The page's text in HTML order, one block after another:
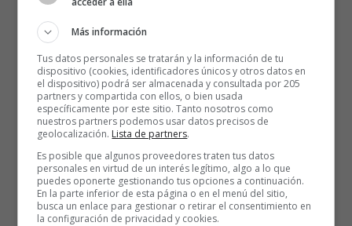
Más información
Tus datos personales se tratarán y la información de tu
dispositivo (cookies, identificadores únicos y otros datos en
el dispositivo) podrá ser almacenada y consultada por 205
partners y compartida con ellos, o bien usada
específicamente por este sitio. Tanto nosotros como
nuestros partners podemos usar datos precisos de
geolocalización. Lista de partners.
Es posible que algunos proveedores traten tus datos
personales en virtud de un interés legítimo, algo a lo que
puedes oponerte gestionando tus opciones a continuación.
En la parte inferior de esta página o en el menú del sitio,
busca un enlace para gestionar o retirar el consentimiento en
la configuración de privacidad y cookies.